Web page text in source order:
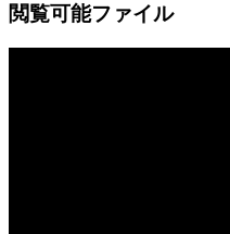
閲覧可能ファイル